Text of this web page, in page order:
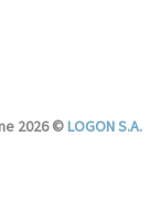
2026 ©LOGON S.A.